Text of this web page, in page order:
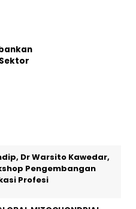
Dr Warsito Kawedar,
Pengembangan
Profesi